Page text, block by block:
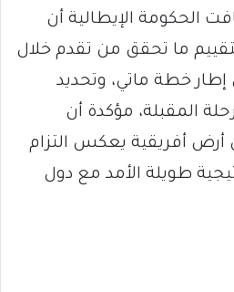
الحكومة الإيطالية أن
ما تحقق من تقدم خلال
خطة ماتي، وتحديد
المقبلة، مؤكدة أن
أرض أفريقية يعكس التزام
طويلة الأمد مع دول